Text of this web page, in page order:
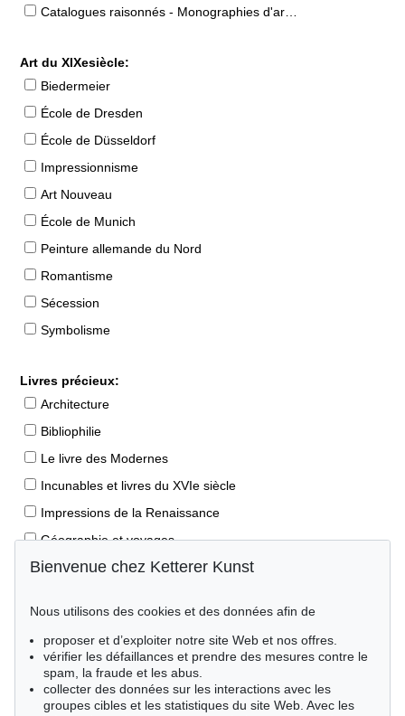
Catalogues raisonnés - Monographies d'artistes
Art du XIXesiècle:
Biedermeier
École de Dresden
École de Düsseldorf
Impressionnisme
Art Nouveau
École de Munich
Peinture allemande du Nord
Romantisme
Sécession
Symbolisme
Livres précieux:
Architecture
Bibliophilie
Le livre des Modernes
Incunables et livres du XVIe siècle
Impressions de la Renaissance
Géographie et voyages
Éditions princeps
Livres pour enfants
Style de vie
Événements clés des sciences naturelles
Bienvenue chez Ketterer Kunst
Nous utilisons des cookies et des données afin de
proposer et d’exploiter notre site Web et nos offres.
vérifier les défaillances et prendre des mesures contre le
spam, la fraude et les abus.
collecter des données sur les interactions avec les
groupes cibles et les statistiques du site Web. Avec les